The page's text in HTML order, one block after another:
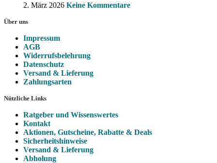
2. März 2026 Keine Kommentare
Über uns
Impressum
AGB
Widerrufsbelehrung
Datenschutz
Versand & Lieferung
Zahlungsarten
Nützliche Links
Ratgeber und Wissenswertes
Kontakt
Aktionen, Gutscheine, Rabatte & Deals
Sicherheitshinweise
Versand & Lieferung
Abholung